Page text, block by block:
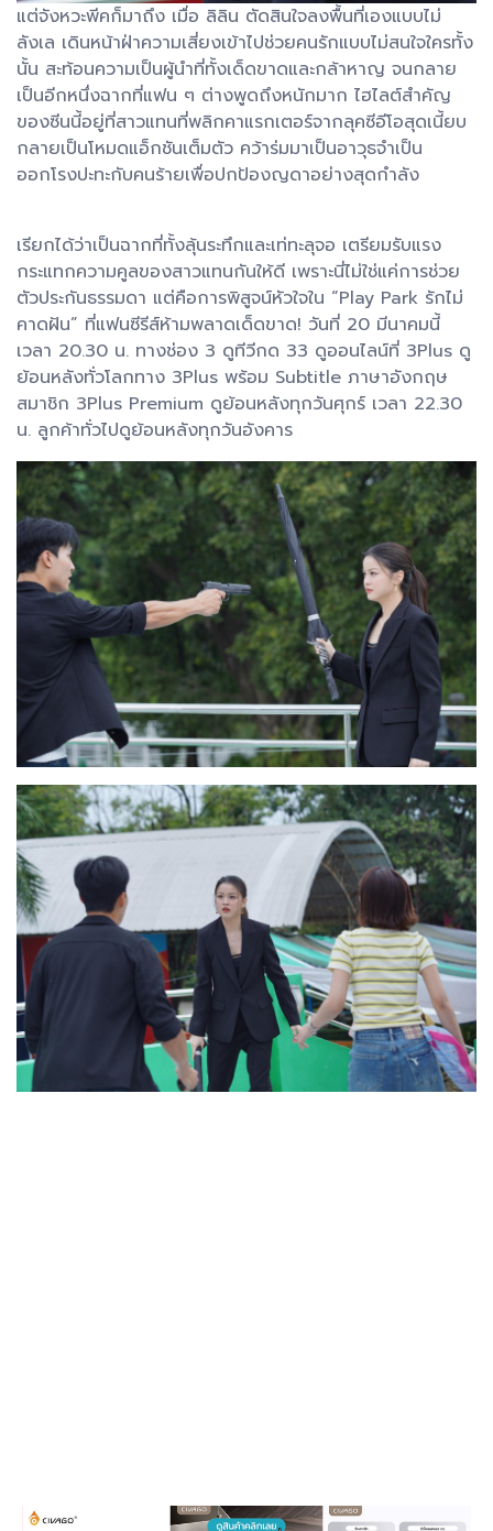
แต่จังหวะพีคก็มาถึง เมื่อ ลิลิน ตัดสินใจลงพื้นที่เองแบบไม่
ลังเล เดินหน้าฝ่าความเสี่ยงเข้าไปช่วยคนรักแบบไม่สนใจใครทั้ง
นั้น สะท้อนความเป็นผู้นำที่ทั้งเด็ดขาดและกล้าหาญ จนกลาย
เป็นอีกหนึ่งฉากที่แฟน ๆ ต่างพูดถึงหนักมาก ไฮไลต์สำคัญ
ของซีนนี้อยู่ที่สาวแทนที่พลิกคาแรกเตอร์จากลุคซีอีโอสุดเนี้ยบ
กลายเป็นโหมดแอ็กชันเต็มตัว คว้าร่มมาเป็นอาวุธจำเป็น
ออกโรงปะทะกับคนร้ายเพื่อปกป้องญดาอย่างสุดกำลัง
เรียกได้ว่าเป็นฉากที่ทั้งลุ้นระทึกและเท่ทะลุจอ เตรียมรับแรง
กระแทกความคูลของสาวแทนกันให้ดี เพราะนี่ไม่ใช่แค่การช่วย
ตัวประกันธรรมดา แต่คือการพิสูจน์หัวใจใน “Play Park รักไม่
คาดฝัน” ที่แฟนซีรีส์ห้ามพลาดเด็ดขาด! วันที่ 20 มีนาคมนี้
เวลา 20.30 น. ทางช่อง 3 ดูทีวีกด 33 ดูออนไลน์ที่ 3Plus ดู
ย้อนหลังทั่วโลกทาง 3Plus พร้อม Subtitle ภาษาอังกฤษ
สมาชิก 3Plus Premium ดูย้อนหลังทุกวันศุกร์ เวลา 22.30
น. ลูกค้าทั่วไปดูย้อนหลังทุกวันอังคาร